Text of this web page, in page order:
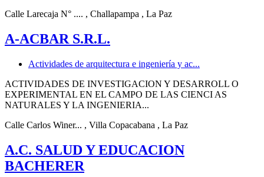
Calle Larecaja N° .... , Challapampa , La Paz
A-ACBAR S.R.L.
Actividades de arquitectura e ingeniería y ac...
ACTIVIDADES DE INVESTIGACION Y DESARROLL O
EXPERIMENTAL EN EL CAMPO DE LAS CIENCI AS
NATURALES Y LA INGENIERIA...
Calle Carlos Winer... , Villa Copacabana , La Paz
A.C. SALUD Y EDUCACION
BACHERER